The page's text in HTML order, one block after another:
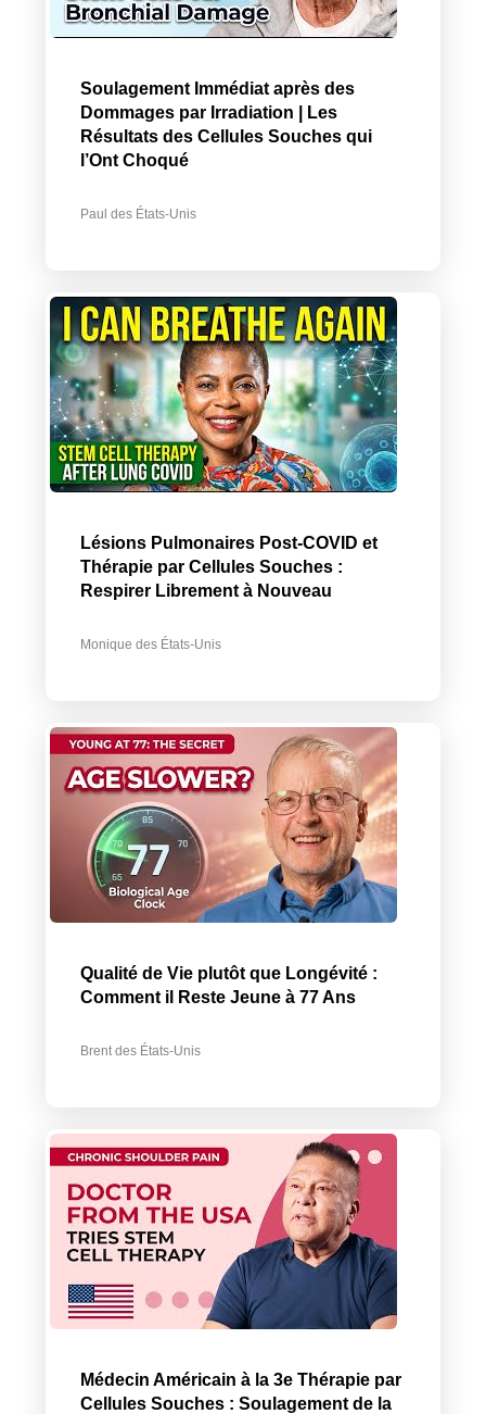
Soulagement Immédiat après des
Dommages par Irradiation | Les
Résultats des Cellules Souches qui
l’Ont Choqué
Paul des États-Unis
Lésions Pulmonaires Post-COVID et
Thérapie par Cellules Souches :
Respirer Librement à Nouveau
Monique des États-Unis
Qualité de Vie plutôt que Longévité :
Comment il Reste Jeune à 77 Ans
Brent des États-Unis
Médecin Américain à la 3e Thérapie par
Cellules Souches : Soulagement de la